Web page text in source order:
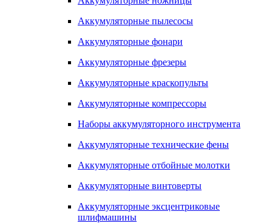
Аккумуляторные пылесосы
Аккумуляторные фонари
Аккумуляторные фрезеры
Аккумуляторные краскопульты
Аккумуляторные компрессоры
Наборы аккумуляторного инструмента
Аккумуляторные технические фены
Аккумуляторные отбойные молотки
Аккумуляторные винтоверты
Аккумуляторные эксцентриковые
шлифмашины